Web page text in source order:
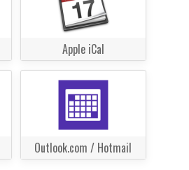
Apple iCal
Outlook.com / Hotmail